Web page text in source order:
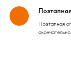
Поэтапная